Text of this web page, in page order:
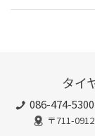
タイ
086-474-5300
〒711-